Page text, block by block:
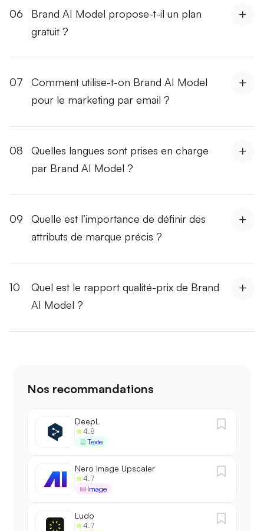
06
Brand AI Model propose-t-il un plan
gratuit ?
07
Comment utilise-t-on Brand AI Model
pour le marketing par email ?
08
Quelles langues sont prises en charge
par Brand AI Model ?
09
Quelle est l’importance de définir des
attributs de marque précis ?
10
Quel est le rapport qualité-prix de Brand
AI Model ?
Nos recommandations
DeepL
4.8
Texte
Nero Image Upscaler
4.7
Image
Ludo
4.7